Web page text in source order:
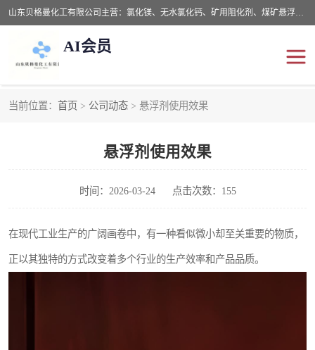
山东贝格曼化工有限公司主营：氯化镁、无水氯化钙、矿用阻化剂、煤矿悬浮剂、道路抑尘剂、氢氧化镁，防灭火剂等，公司位于山东省潍坊市滨海经济开发区,是专业从事对各种精细化工集研究、开发、制造于一体的现代化大型跨境化工企业，公司本着诚信经营、给每一位客户提供专业服务。
AI会员
当前位置： 首页 > 公司动态 > 悬浮剂使用效果
悬浮剂使用效果
时间：2026-03-24 点击次数：155
在现代工业生产的广阔画卷中，有一种看似微小却至关重要的物质，
正以其独特的方式改变着多个行业的生产效率和产品品质。
氯化钙
抑尘剂
氢氧化镁